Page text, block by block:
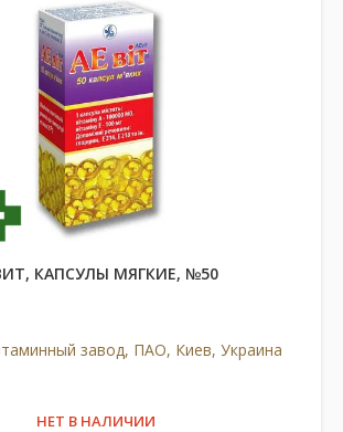
КАПСУЛЫ МЯГКИЕ, №50
завод, ПАО, Киев, Украина
НЕТ В НАЛИЧИИ